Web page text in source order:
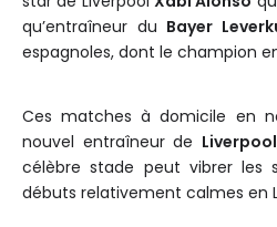
qu’entraîneur du Bayer
espagnoles, dont le champion
Ces matches à domicile en
nouvel entraîneur de Liverpool
célèbre stade peut vibrer les
débuts relativement calmes en